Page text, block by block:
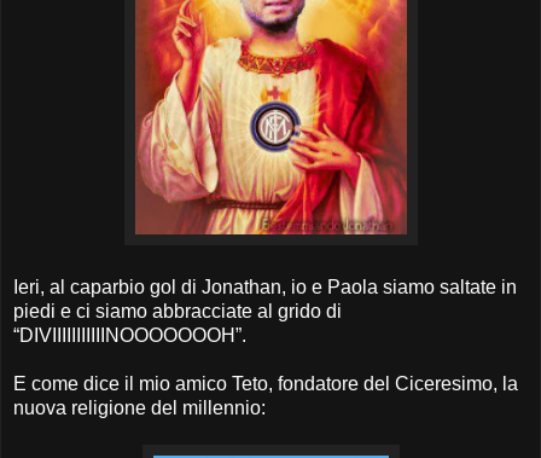
Ieri, al caparbio gol di Jonathan, io e Paola siamo saltate in
piedi e ci siamo abbracciate al grido di
“DIVIIIIIIIIIIINOOOOOOOH”.
E come dice il mio amico Teto, fondatore del Ciceresimo, la
nuova religione del millennio: